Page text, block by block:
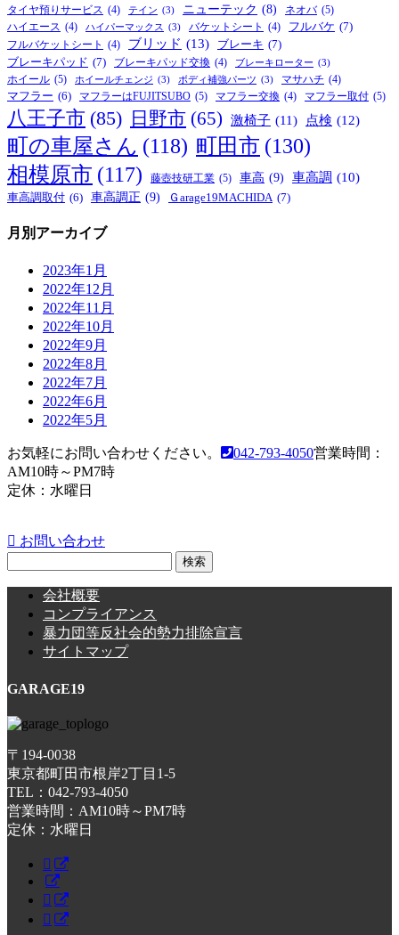
タイヤ預りサービス (4) テイン (3) ニューテック (8) ネオバ (5)
ハイエース (4) ハイパーマックス (3) バケットシート (4) フルバケ (7)
フルバケットシート (4) ブリッド (13) ブレーキ (7)
ブレーキパッド (7) ブレーキパッド交換 (4) ブレーキローター (3)
ホイール (5) ホイールチェンジ (3) ボディ補強パーツ (3) マサハチ (4)
マフラー (6) マフラーはFUJITSUBO (5) マフラー交換 (4) マフラー取付 (5)
八王子市 (85) 日野市 (65) 激椅子 (11) 点検 (12)
町の車屋さん (118) 町田市 (130)
相模原市 (117) 藤壺技研工業 (5) 車高 (9) 車高調 (10)
車高調取付 (6) 車高調正 (9) Ｇarage19MACHIDA (7)
月別アーカイブ
2023年1月
2022年12月
2022年11月
2022年10月
2022年9月
2022年8月
2022年7月
2022年6月
2022年5月
お気軽にお問い合わせください。 042-793-4050営業時間：
AM10時～PM7時
定休：水曜日
お問い合わせ
会社概要
コンプライアンス
暴力団等反社会的勢力排除宣言
サイトマップ
GARAGE19
〒194-0038
東京都町田市根岸2丁目1-5
TEL：042-793-4050
営業時間：AM10時～PM7時
定休：水曜日